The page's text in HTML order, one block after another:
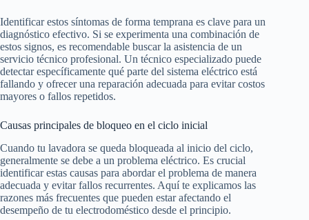
Identificar estos síntomas de forma temprana es clave para un
diagnóstico efectivo. Si se experimenta una combinación de
estos signos, es recomendable buscar la asistencia de un
servicio técnico profesional. Un técnico especializado puede
detectar específicamente qué parte del sistema eléctrico está
fallando y ofrecer una reparación adecuada para evitar costos
mayores o fallos repetidos.
Causas principales de bloqueo en el ciclo inicial
Cuando tu lavadora se queda bloqueada al inicio del ciclo,
generalmente se debe a un problema eléctrico. Es crucial
identificar estas causas para abordar el problema de manera
adecuada y evitar fallos recurrentes. Aquí te explicamos las
razones más frecuentes que pueden estar afectando el
desempeño de tu electrodoméstico desde el principio.